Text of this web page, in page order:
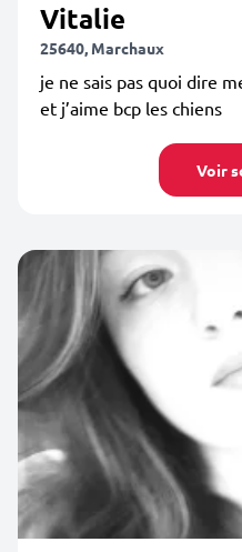
Vitalie
25640, Marchaux
je ne sais pas quoi dire
et j’aime bcp les chiens
Voir